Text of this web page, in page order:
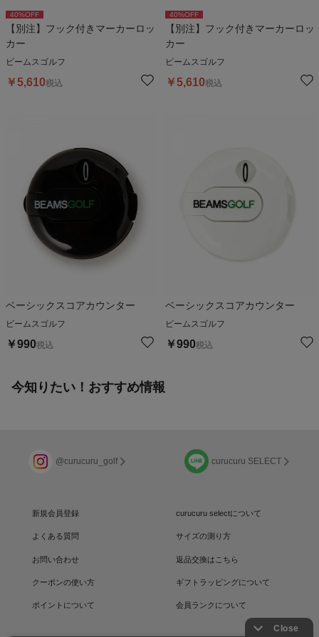
40%OFF
【別注】フック付きマーカーロッ
カー
ビームスゴルフ
￥5,610税込
40%OFF
【別注】フック付きマーカーロッ
カー
ビームスゴルフ
￥5,610税込
ベーシックスコアカウンター
ビームスゴルフ
￥990税込
ベーシックスコアカウンター
ビームスゴルフ
￥990税込
今知りたい！おすすめ情報
@curucuru_golf curucuru SELECT
新規会員登録 curucuru selectについて
よくある質問 サイズの測り方
お問い合わせ 返品交換はこちら
クーポンの使い方 ギフトラッピングについて
ポイントについて 会員ランクについて